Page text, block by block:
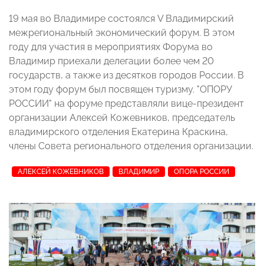
19 мая во Владимире состоялся V Владимирский
межрегиональный экономический форум. В этом
году для участия в мероприятиях Форума во
Владимир приехали делегации более чем 20
государств, а также из десятков городов России. В
этом году форум был посвящен туризму. "ОПОРУ
РОССИИ" на форуме представляли вице-президент
организации Алексей Кожевников, председатель
владимирского отделения Екатерина Краскина,
члены Совета регионального отделения организации.
АЛЕКСЕЙ КОЖЕВНИКОВ ВЛАДИМИР ОПОРА РОССИИ